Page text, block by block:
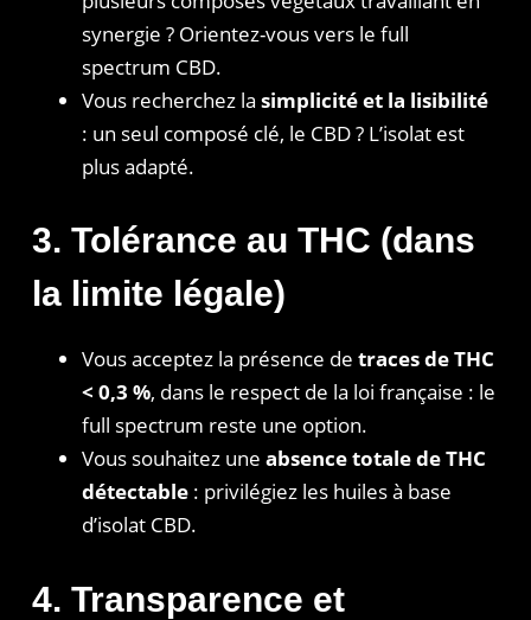
synergie ? Orientez-vous vers le full
spectrum CBD.
Vous recherchez lasimplicité et la lisibilité
: un seul composé clé, le CBD ? L’isolat est
plus adapté.
3. Tolérance au THC (dans
la limite légale)
Vous acceptez la présence detraces de THC
< 0,3 %, dans le respect de la loi française : le
full spectrum reste une option.
Vous souhaitez uneabsence totale de THC
détectable : privilégiez les huiles à base
d’isolat CBD.
4. Transparence et